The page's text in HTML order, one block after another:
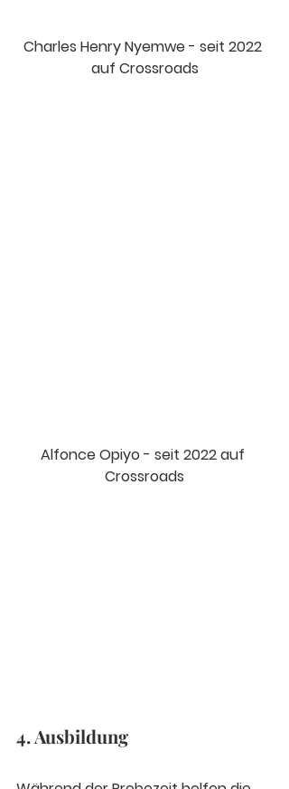
Charles Henry Nyemwe - seit 2022
auf Crossroads
Alfonce Opiyo - seit 2022 auf
Crossroads
4. Ausbildung